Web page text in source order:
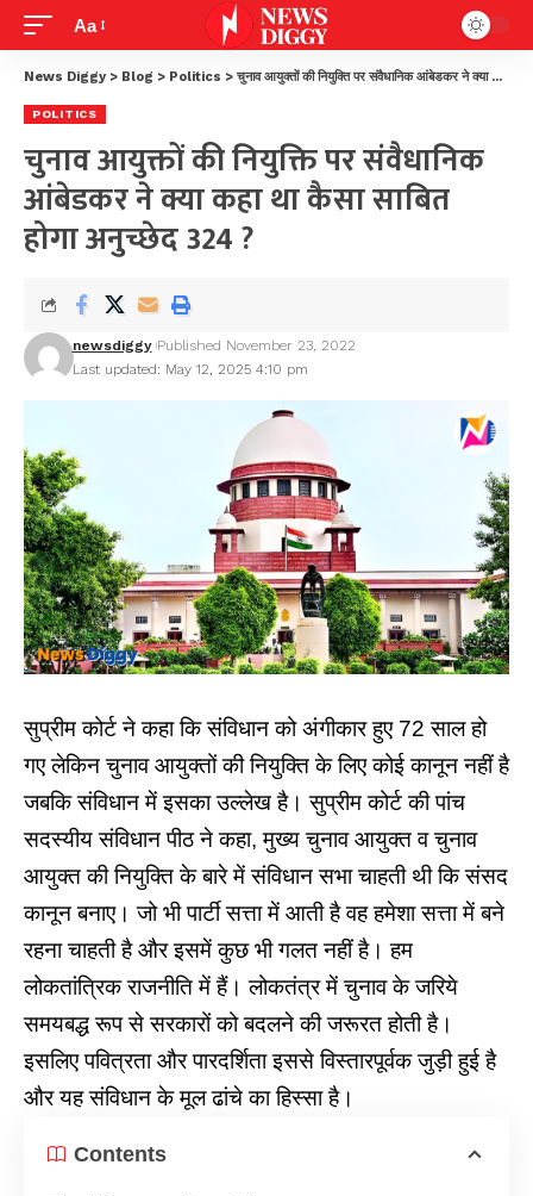
Aa
News Diggy > Blog > Politics > चुनाव आयुक्तों की नियुक्ति पर संवैधानिक आंबेडकर ने क्या कहा था कैसा साबित होगा अनुच्छेद 324 ?
POLITICS
चुनाव आयुक्तों की नियुक्ति पर संवैधानिक
आंबेडकर ने क्या कहा था कैसा साबित
होगा अनुच्छेद 324 ?
Last updated: May 12, 2025 4:10 pm
newsdiggy Published November 23, 2022
सुप्रीम कोर्ट ने कहा कि संविधान को अंगीकार हुए 72 साल हो
गए लेकिन चुनाव आयुक्तों की नियुक्ति के लिए कोई कानून नहीं है
जबकि संविधान में इसका उल्लेख है। सुप्रीम कोर्ट की पांच
सदस्यीय संविधान पीठ ने कहा, मुख्य चुनाव आयुक्त व चुनाव
आयुक्त की नियुक्ति के बारे में संविधान सभा चाहती थी कि संसद
कानून बनाए। जो भी पार्टी सत्ता में आती है वह हमेशा सत्ता में बने
रहना चाहती है और इसमें कुछ भी गलत नहीं है। हम
लोकतांत्रिक राजनीति में हैं। लोकतंत्र में चुनाव के जरिये
समयबद्ध रूप से सरकारों को बदलने की जरूरत होती है।
इसलिए पवित्रता और पारदर्शिता इससे विस्तारपूर्वक जुड़ी हुई है
और यह संविधान के मूल ढांचे का हिस्सा है।
Contents